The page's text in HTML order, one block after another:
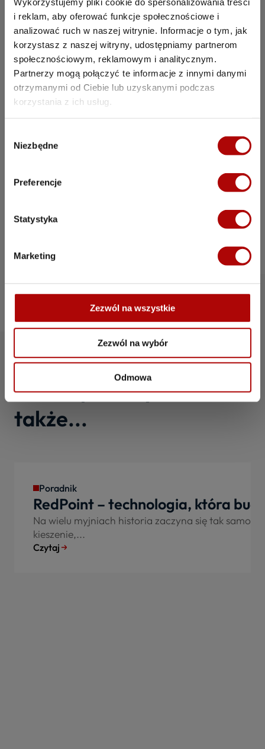
i reklam, aby oferować funkcje społecznościowe i
analizować ruch w naszej witrynie. Informacje o tym, jak
korzystasz z naszej witryny, udostępniamy partnerom
społecznościowym, reklamowym i analitycznym.
Partnerzy mogą połączyć te informacje z innymi danymi
otrzymanymi od Ciebie lub uzyskanymi podczas
korzystania z ich usług.
Niezbędne
Preferencje
Statystyka
Marketing
Zezwól na wszystkie
Zezwól na wybór
Odmowa
10 błędów, o których
chciałbym wiedzieć
zanim zbudowałem
pierwszą myjnię
popełnij błędów, które mogą
bezdotykowej.
Warto przeczytać
także...
Poradnik
RedPoint – technologia, która
Na wielu myjniach historia zaczyna się tak samo:
kieszenie,...
Czytaj